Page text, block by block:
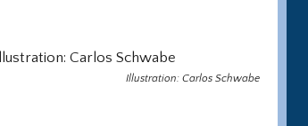
Illustration: Carlos Schwabe